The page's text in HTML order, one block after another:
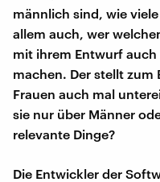
männlich sind, wie
allem auch, wer
mit ihrem Entwurf auch
machen. Der stellt zum
Frauen auch mal
sie nur über Männer
relevante Dinge?
Die Entwickler der